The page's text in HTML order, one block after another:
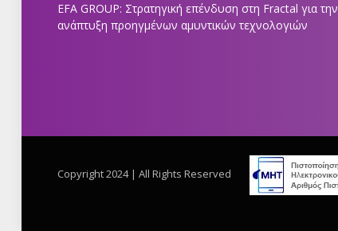
EFA GROUP: Στρατηγική επένδυση στη Fractal για την
ανάπτυξη προηγμένων αμυντικών τεχνολογιών
Copyright 2024 | All Rights Reserved